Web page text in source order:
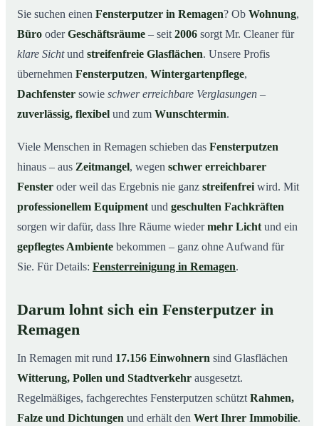
03Unsere Leistungen im Überblick
04Warum Mr. Cleaner in Remagen?
05So funktioniert’s
07Jetzt kostenloses Angebot einholen
Remagen im Einsatz
Sie suchen einen Fensterputzer in Remagen? Ob Wohnung,
Büro oderGeschäftsräume – seit 2006 sorgt Mr. Cleaner für
klare Sichtund streifenfreie Glasflächen. Unsere Profis
übernehmen Fensterputzen, Wintergartenpflege,
Dachfenster sowie schwer erreichbare Verglasungen –
zuverlässig, flexibel und zum Wunschtermin.
Viele Menschen in Remagen schieben das Fensterputzen
hinaus – aus Zeitmangel, wegen schwer erreichbarer
Fenster oder weil das Ergebnis nie ganz streifenfrei wird. Mit
professionellem Equipment und geschulten Fachkräften
sorgen wir dafür, dass Ihre Räume wiedermehr Licht und ein
gepflegtes Ambiente bekommen – ganz ohne Aufwand für
Sie. Für Details: Fensterreinigung in Remagen.
Darum lohnt sich ein Fensterputzer in
Remagen
In Remagen mit rund 17.156 Einwohnern sind Glasflächen
Witterung, Pollen und Stadtverkehr ausgesetzt.
Regelmäßiges, fachgerechtes Fensterputzen schützt Rahmen,
Falze und Dichtungen und erhält den Wert Ihrer Immobilie.